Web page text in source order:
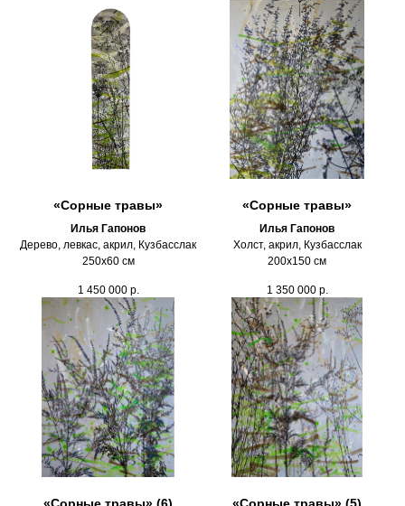
«Сорные травы»
Илья Гапонов
Дерево, левкас, акрил, Кузбасслак
250х60 см
1 450 000 р.
«Сорные травы»
Илья Гапонов
Холст, акрил, Кузбасслак
200х150 см
1 350 000 р.